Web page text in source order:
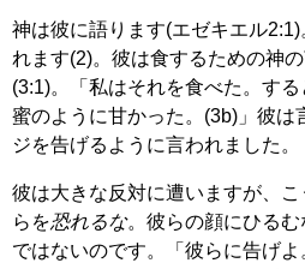
神は彼に語ります(エゼキエル
れます(2)。彼は食するための神
(3:1)。「私はそれを食べた。す
蜜のように甘かった。(3b)」彼は
ジを告げるように言われました。
彼は大きな反対に遭いますが、
らを恐れるな。彼らの顔にひる
ではないのです。「彼らに告げ